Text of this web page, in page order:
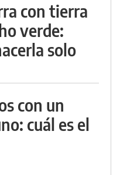
con tierra
verde:
solo
con un
cuál es el